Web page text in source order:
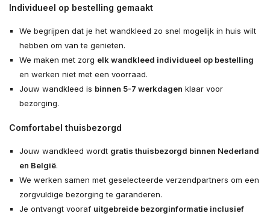
Individueel op bestelling gemaakt
We begrijpen dat je het wandkleed zo snel mogelijk in huis wilt
hebben om van te genieten.
We maken met zorg elk wandkleed individueel op bestelling
en werken niet met een voorraad.
Jouw wandkleed is binnen 5-7 werkdagen klaar voor
bezorging.
Comfortabel thuisbezorgd
Jouw wandkleed wordt gratis thuisbezorgd binnen Nederland
en België.
We werken samen met geselecteerde verzendpartners om een
zorgvuldige bezorging te garanderen.
Je ontvangt vooraf uitgebreide bezorginformatie inclusief